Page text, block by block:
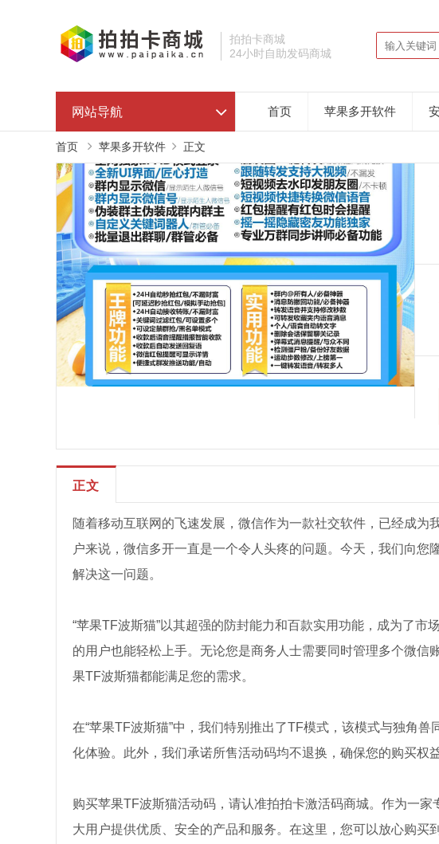
拍拍卡商城
24小时自助发码商城
网站导航 首页 苹果多开软件
首页 苹果多开软件 正文
正文
随着移动互联网的飞速发展，微信作为一款社交软件，已经成
户来说，微信多开一直是一个令人头疼的问题。今天，我们向您
解决这一问题。
“苹果TF波斯猫”以其超强的防封能力和百款实用功能，成为了
的用户也能轻松上手。无论您是商务人士需要同时管理多个微
果TF波斯猫都能满足您的需求。
在“苹果TF波斯猫”中，我们特别推出了TF模式，该模式与独角
化体验。此外，我们承诺所售活动码均不退换，确保您的购买权
购买苹果TF波斯猫活动码，请认准拍拍卡激活码商城。作为一
大用户提供优质、安全的产品和服务。在这里，您可以放心购买